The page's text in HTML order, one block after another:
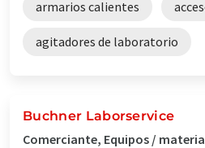
armarios calientes
agitadores de laboratorio
Buchner Laborservice
Comerciante, Equipos /